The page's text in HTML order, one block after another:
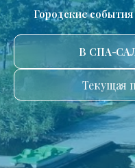
Городские события
В СПА-
Текущая